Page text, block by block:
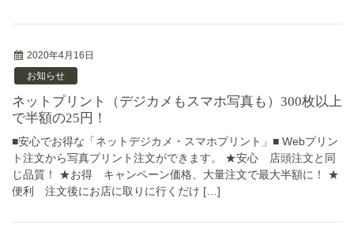
2020年4月16日
お知らせ
ネットプリント（デジカメもスマホ写真も）300枚以上
で半額の25円！
■安心でお得な「ネットデジカメ・スマホプリント」■ Webプリン
ト注文から写真プリント注文ができます。 ★安心 店頭注文と同
じ品質！ ★お得 キャンペーン価格、大量注文で最大半額に！ ★
便利 注文後にお店に取りに行くだけ […]